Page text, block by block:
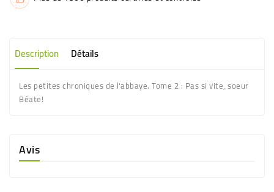
Description Détails
Les petites chroniques de l'abbaye. Tome 2 : Pas si vite, soeur
Béate!
Avis